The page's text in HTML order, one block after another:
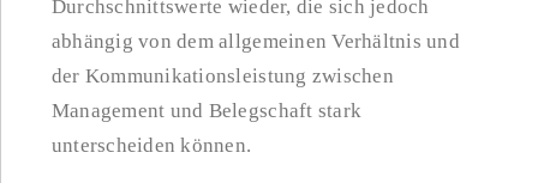
Durchschnittswerte wieder, die sich jedoch
abhängig von dem allgemeinen Verhältnis und
der Kommunikationsleistung zwischen
Management und Belegschaft stark
unterscheiden können.